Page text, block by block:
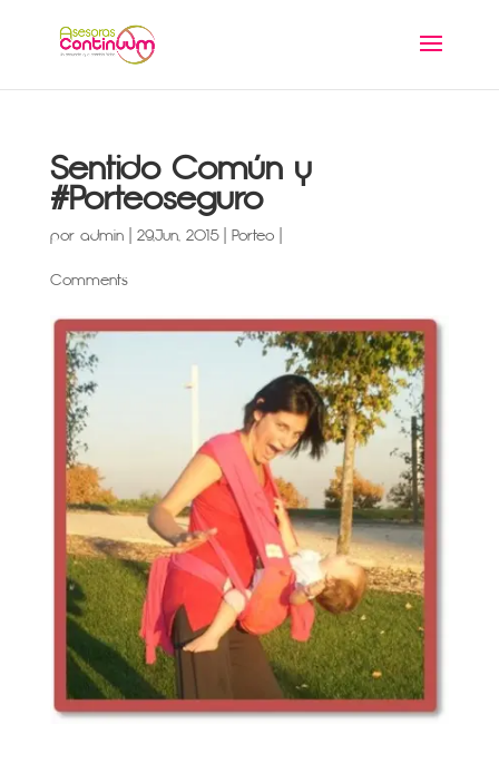
Sentido Común y
#Porteoseguro
por admin| 29,Jun, 2015| Porteo|
Comments